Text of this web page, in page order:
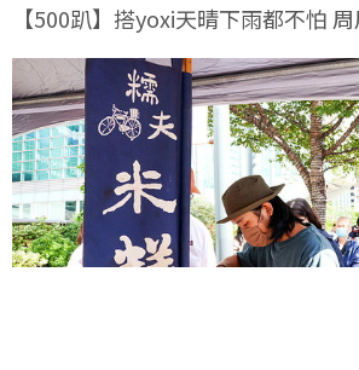
【500趴】搭yoxi天晴下雨都不怕